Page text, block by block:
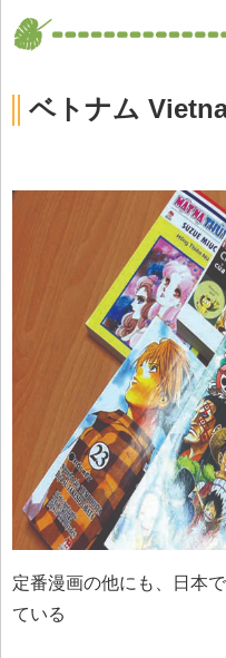
ベトナム
定番漫画の他にも、日本
ている